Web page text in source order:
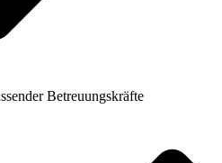
Betreuungskräfte